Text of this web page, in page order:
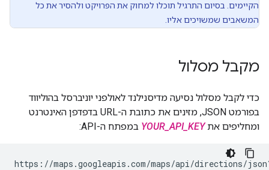
הקיימים. בסיום התרגיל תוכלו למחוק את הפרויקט ולהסיר את כל
המשאבים שמשויכים אליו.
מקבל מסלול
כדי לקבל מסלול נסיעה מדיסנילנד לאולפני יוניברסל בהוליווד
בפורמט JSON, מזינים את כתובת ה-URL בדפדפן האינטרנט
ומחליפים אתYOUR_API_KEY במפתח ה-API:
https://maps.googleapis.com/maps/api/directions/